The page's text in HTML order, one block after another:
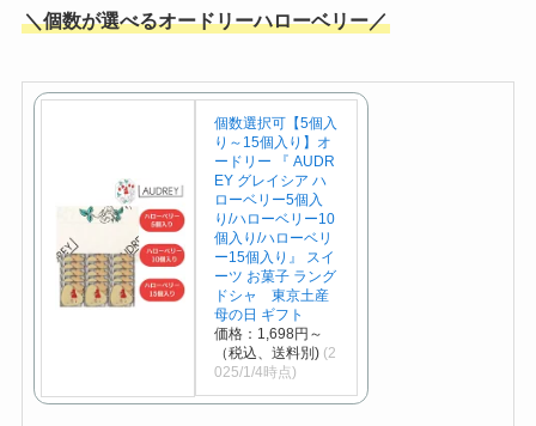
＼個数が選べるオードリーハローベリー／
個数選択可【5個入
り～15個入り】オ
ードリー 『 AUDR
EY グレイシア ハ
ローベリー5個入
り/ハローベリー10
個入り/ハローベリ
ー15個入り』 スイ
ーツ お菓子 ラング
ドシャ 東京土産
母の日 ギフト
価格：1,698円～
（税込、送料別) (2
025/1/4時点)